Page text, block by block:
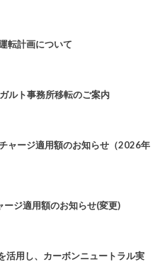
転計画について
ルト事務所移転のご案内
ャージ適用額のお知らせ（2026年
ジ適用額のお知らせ(変更)
活用し、カーボンニュートラル実